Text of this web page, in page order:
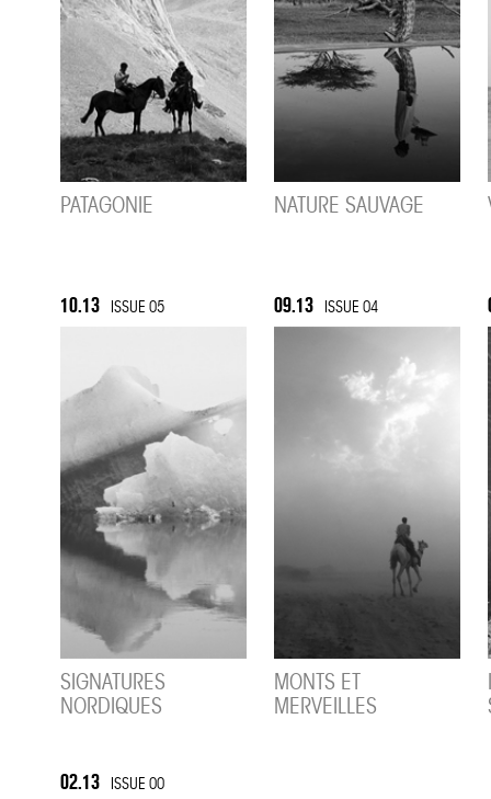
PATAGONIE NATURE SAUVAGE
10.13 ISSUE 05
SIGNATURES
NORDIQUES
09.13 ISSUE 04
MONTS ET
MERVEILLES
02.13 ISSUE 00